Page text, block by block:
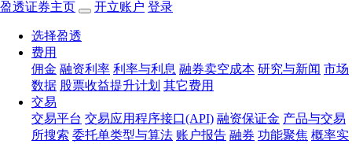
盈透证券主页 开立账户 登录
选择盈透
费用
佣金 融资利率 利率与利息 融券卖空成本 研究与新闻 市场
数据 股票收益提升计划 其它费用
交易
交易平台 交易应用程序接口(API) 融资保证金 产品与交易
所搜索 委托单类型与算法 账户报告 融券 功能聚焦 概率实